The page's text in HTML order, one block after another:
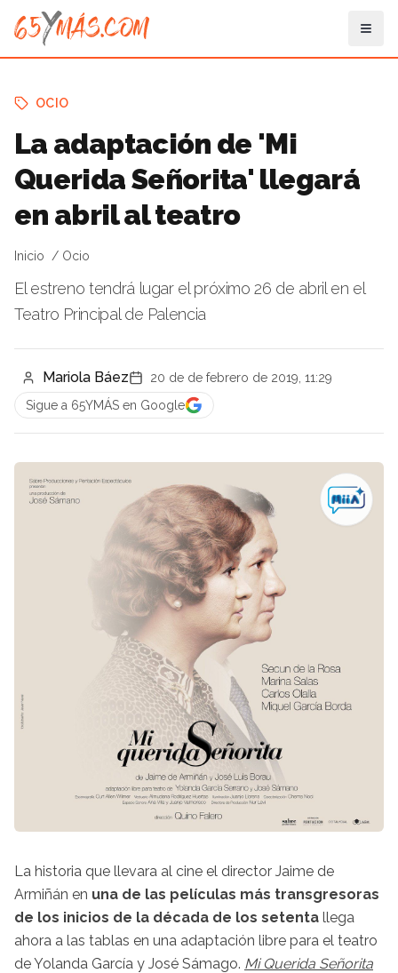
OCIO
La adaptación de 'Mi
Querida Señorita' llegará
en abril al teatro
Inicio Ocio
El estreno tendrá lugar el próximo 26 de abril en el
Teatro Principal de Palencia
Mariola Báez
20 de de febrero de 2019, 11:29
Sigue a 65YMÁS en Google
La historia que llevara al cine el director Jaime de
Armiñán en una de las películas más transgresoras
de los inicios de la década de los setenta llega
ahora a las tablas en una adaptación libre para el teatro
de Yolanda García y José Sámago. Mi Querida Señorita